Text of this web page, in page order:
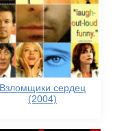
Взломщики сердец
(2004)